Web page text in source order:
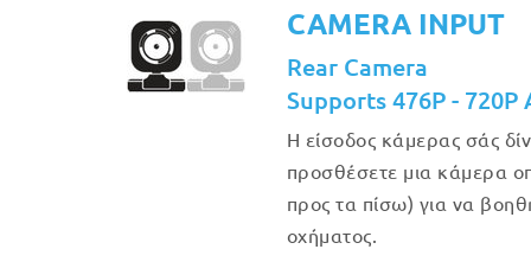
CAMERA INPUT
Rear Camera
Supports 476P - 720P
Η είσοδος κάμερας σάς
προσθέσετε μια κάμερα
προς τα πίσω) για να
οχήματος.